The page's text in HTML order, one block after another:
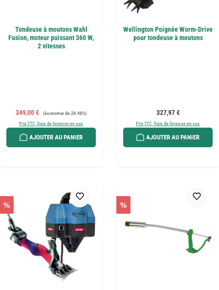
Tondeuse à moutons Wahl
Fusion, moteur puissant 360 W,
2 vitesses
Prix de vente :
349,00 € Prix régulier :
(économie de 28.48%)
Prix TTC, frais de livraison en sus
AJOUTER AU PANIER
Wellington Poignée Worm-Drive
pour tondeuse à moutons
Prix régulier :
327,97 €
Prix TTC, frais de livraison en sus
AJOUTER AU PANIER
% %